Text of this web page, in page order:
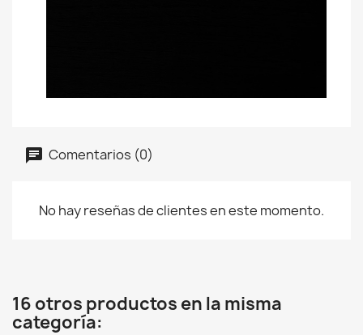
Comentarios (0)
No hay reseñas de clientes en este momento.
16 otros productos en la misma
categoría: